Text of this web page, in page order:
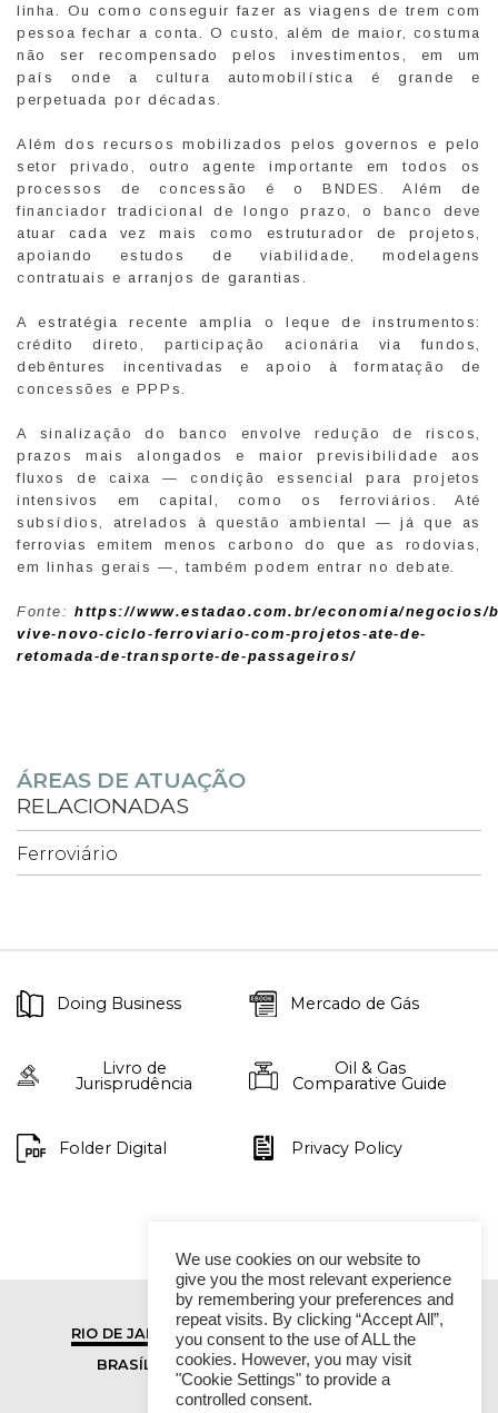
linha. Ou como conseguir fazer as viagens de trem com
pessoa fechar a conta. O custo, além de maior, costuma
não ser recompensado pelos investimentos, em um
país onde a cultura automobilística é grande e
perpetuada por décadas.
Além dos recursos mobilizados pelos governos e pelo
setor privado, outro agente importante em todos os
processos de concessão é o BNDES. Além de
financiador tradicional de longo prazo, o banco deve
atuar cada vez mais como estruturador de projetos,
apoiando estudos de viabilidade, modelagens
contratuais e arranjos de garantias.
A estratégia recente amplia o leque de instrumentos:
crédito direto, participação acionária via fundos,
debêntures incentivadas e apoio à formatação de
concessões e PPPs.
A sinalização do banco envolve redução de riscos,
prazos mais alongados e maior previsibilidade aos
fluxos de caixa — condição essencial para projetos
intensivos em capital, como os ferroviários. Até
subsídios, atrelados à questão ambiental — já que as
ferrovias emitem menos carbono do que as rodovias,
em linhas gerais —, também podem entrar no debate.
Fonte:https://www.estadao.com.br/economia/negocios/
vive-novo-ciclo-ferroviario-com-projetos-ate-de-
retomada-de-transporte-de-passageiros/
ÁREAS DE ATUAÇÃO
RELACIONADAS
Ferroviário
Doing Business Mercado de Gás
Livro de
Jurisprudência
Oil & Gas
Comparative Guide
Folder Digital Privacy Policy
RIO DE JANEIRO
SÃO PAULO
BRASÍLIA
VITÓRIA
We use cookies on our website to
give you the most relevant experience
by remembering your preferences and
repeat visits. By clicking “Accept All”,
you consent to the use of ALL the
cookies. However, you may visit
"Cookie Settings" to provide a
controlled consent.